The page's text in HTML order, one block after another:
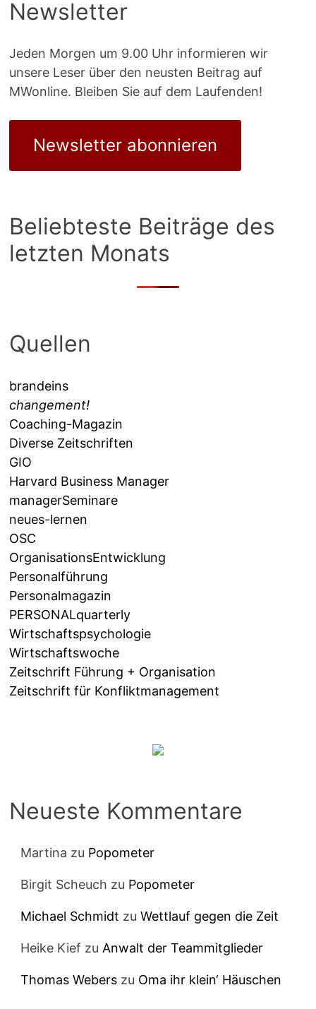
Newsletter
Jeden Morgen um 9.00 Uhr informieren wir
unsere Leser über den neusten Beitrag auf
MWonline. Bleiben Sie auf dem Laufenden!
Newsletter abonnieren
Beliebteste Beiträge des
letzten Monats
Quellen
brandeins
changement!
Coaching-Magazin
Diverse Zeitschriften
GIO
Harvard Business Manager
managerSeminare
neues-lernen
OSC
OrganisationsEntwicklung
Personalführung
Personalmagazin
PERSONALquarterly
Wirtschaftspsychologie
Wirtschaftswoche
Zeitschrift Führung + Organisation
Zeitschrift für Konfliktmanagement
Neueste Kommentare
Martina zu Popometer
Birgit Scheuch zu Popometer
Michael Schmidt zuWettlauf gegen die Zeit
Heike Kief zuAnwalt der Teammitglieder
Thomas Webers zu Oma ihr klein‘ Häuschen